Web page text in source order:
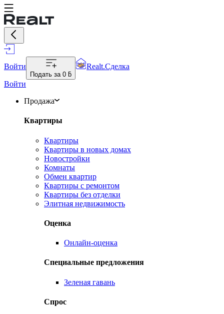
Войти
Подать за 0 ƃ
Realt.Сделка
Войти
Продажа
Квартиры
Квартиры
Квартиры в новых домах
Новостройки
Комнаты
Обмен квартир
Квартиры с ремонтом
Квартиры без отделки
Элитная недвижимость
Оценка
Онлайн-оценка
Специальные предложения
Зеленая гавань
Спрос